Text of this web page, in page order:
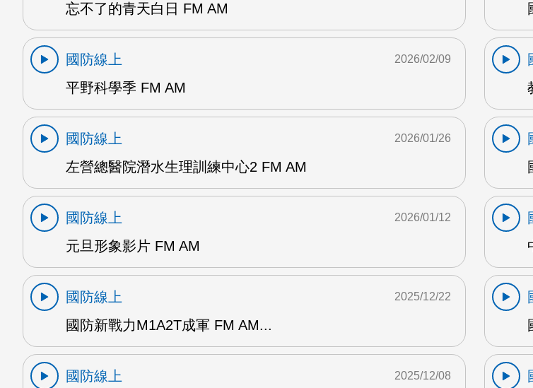
忘不了的青天白日 FM AM
國防線上
平野科學季 FM AM
2026/02/09
國防線上
左營總醫院潛水生理訓練中心2 FM AM
2026/01/26
國防線上
元旦形象影片 FM AM
2026/01/12
國防線上
國防新戰力M1A2T成軍 FM AM...
2025/12/22
國防線上
2025/12/08